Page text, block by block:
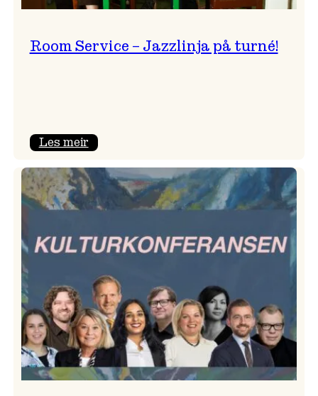
Room Service – Jazzlinja på turné!
Les meir:
Service
–
Jazzlinja
turné!